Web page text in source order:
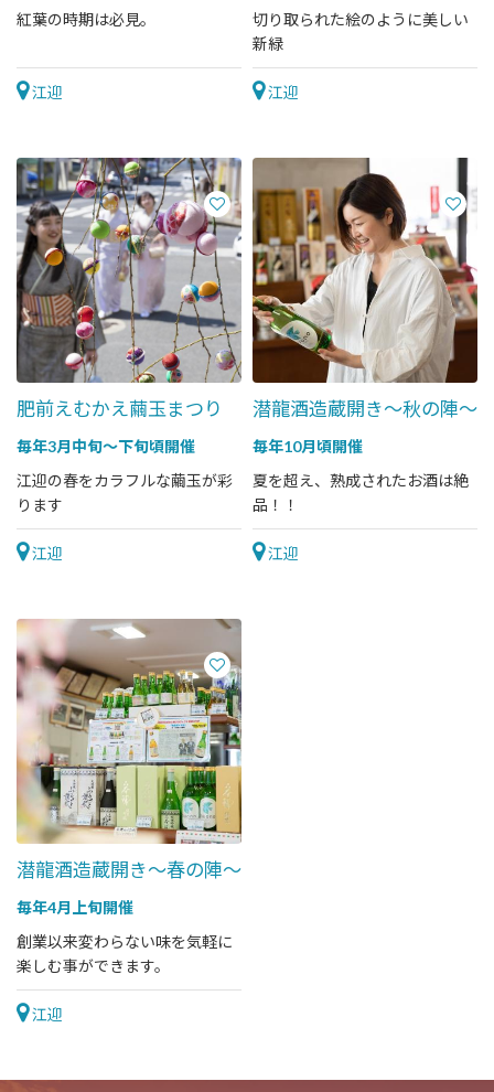
紅葉の時期は必見。
江迎
切り取られた絵のように美しい
新緑
江迎
肥前えむかえ繭玉まつり
毎年3月中旬～下旬頃開催
江迎の春をカラフルな繭玉が彩
ります
江迎
潜龍酒造蔵開き～秋の陣～
毎年10月頃開催
夏を超え、熟成されたお酒は絶
品！！
江迎
潜龍酒造蔵開き～春の陣～
毎年4月上旬開催
創業以来変わらない味を気軽に
楽しむ事ができます。
江迎